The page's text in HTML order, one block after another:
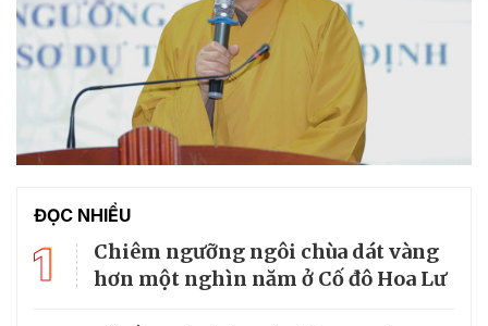
ĐỌC NHIỀU
1
Chiêm ngưỡng ngôi chùa dát vàng
hơn một nghìn năm ở Cố đô Hoa Lư